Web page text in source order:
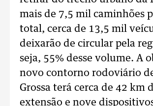
mais de 7,5 mil caminhões
total, cerca de 13,5 mil
deixarão de circular pela
seja, 55% desse volume. A
novo contorno rodoviário
Grossa terá cerca de 42 km
extensão e nove